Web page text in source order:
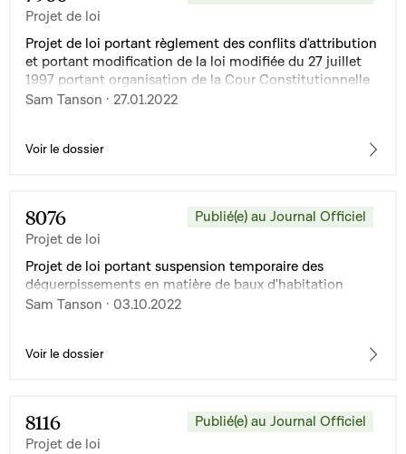
Projet de loi
Projet de loi portant règlement des conflits d'attribution
et portant modification de la loi modifiée du 27 juillet
1997 portant organisation de la Cour Constitutionnelle
Sam Tanson · 27.01.2022
Voir le dossier
8076
Projet de loi
Publié(e) au Journal Officiel
Projet de loi portant suspension temporaire des
déguerpissements en matière de baux d'habitation
Sam Tanson · 03.10.2022
Voir le dossier
8116
Projet de loi
Publié(e) au Journal Officiel